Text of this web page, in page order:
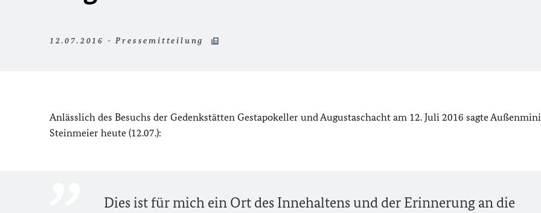
12.07.2016 - Pressemitteilung
Anlässlich des Besuchs der Gedenkstätten Gestapokeller und Augustaschacht am 12. Juli 2016 sagte
Steinmeier heute (12.07.):
Dies ist für mich ein Ort des Innehaltens und der Erinnerung an die